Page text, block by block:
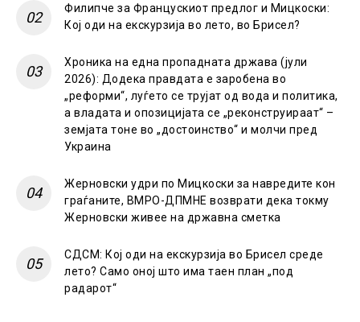
Филипче за Францускиот предлог и Мицкоски:
Кој оди на екскурзија во лето, во Брисел?
Хроника на една пропадната држава (јули
2026): Додека правдата е заробена во
„реформи“, луѓето се трујат од вода и политика,
а владата и опозицијата се „реконструираат“ –
земјата тоне во „достоинство“ и молчи пред
Украина
Жерновски удри по Мицкоски за навредите кон
граѓаните, ВМРО-ДПМНЕ возврати дека токму
Жерновски живее на државна сметка
СДСМ: Кој оди на екскурзија во Брисел среде
лето? Само оној што има таен план „под
радарот“